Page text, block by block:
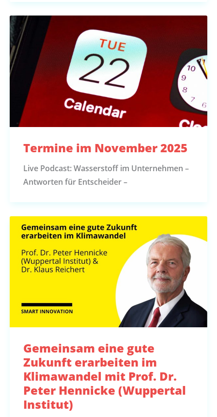
Termine im November 2025
Live Podcast: Wasserstoff im Unternehmen –
Antworten für Entscheider –
Gemeinsam eine gute
Zukunft erarbeiten im
Klimawandel mit Prof. Dr.
Peter Hennicke (Wuppertal
Institut)